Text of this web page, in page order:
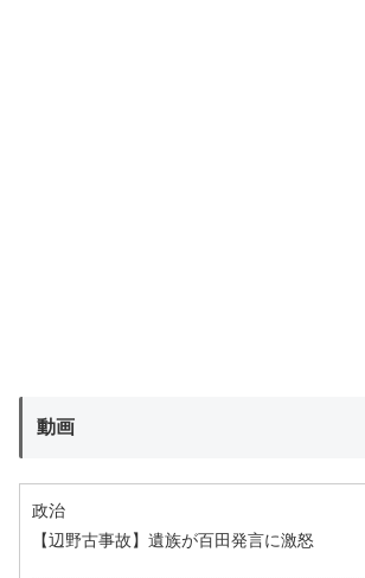
動画
政治
【辺野古事故】遺族が百田発言に激怒